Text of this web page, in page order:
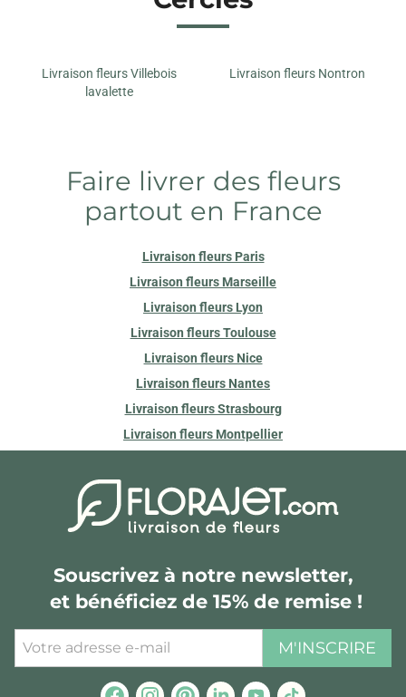
Livraison fleurs Villebois
lavalette
Livraison fleurs Nontron
Faire livrer des fleurs
partout en France
Livraison fleurs Paris
Livraison fleurs Marseille
Livraison fleurs Lyon
Livraison fleurs Toulouse
Livraison fleurs Nice
Livraison fleurs Nantes
Livraison fleurs Strasbourg
Livraison fleurs Montpellier
Souscrivez à notre newsletter,
et bénéficiez de 15% de remise !
M'INSCRIRE